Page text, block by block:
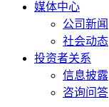
媒体中心
公司新闻
社会动态
投资者关系
信息披露
咨询问答